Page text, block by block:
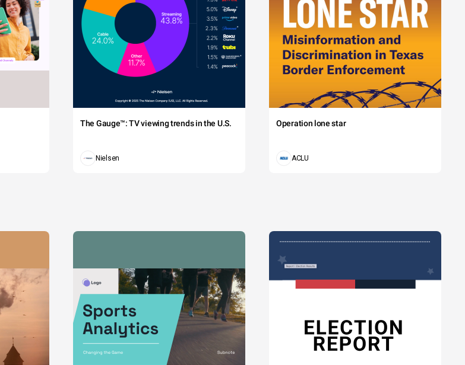
The Gauge™: TV viewing trends in the U.S.
Nielsen
Operation lone star
ACLU